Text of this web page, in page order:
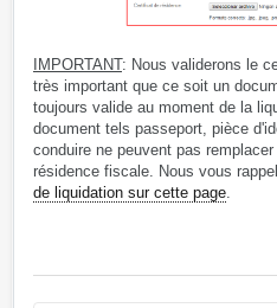
IMPORTANT: Nous validerons le
très important que ce soit un
toujours valide au moment de la
document tels passeport, pièce
conduire ne peuvent pas
résidence fiscale. Nous vous
de liquidation sur cette page.